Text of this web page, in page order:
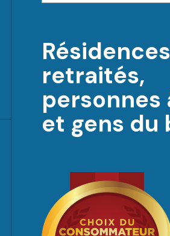
retraités,
personnes
et gens du